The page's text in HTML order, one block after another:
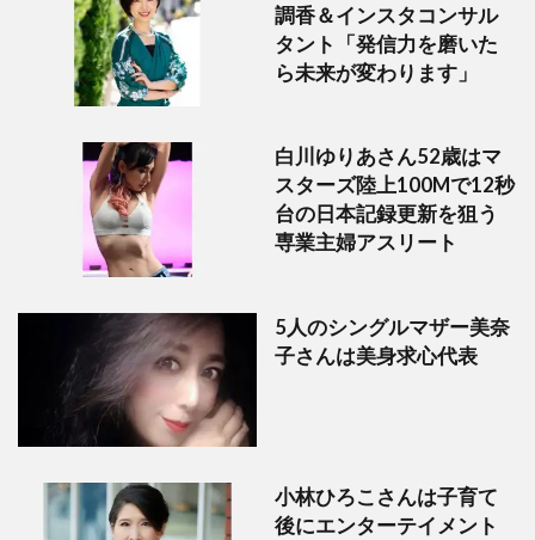
調香＆インスタコンサル
タント「発信力を磨いた
ら未来が変わります」
白川ゆりあさん52歳はマ
スターズ陸上100Mで12秒
台の日本記録更新を狙う
専業主婦アスリート
5人のシングルマザー美奈
子さんは美身求心代表
小林ひろこさんは子育て
後にエンターテイメント